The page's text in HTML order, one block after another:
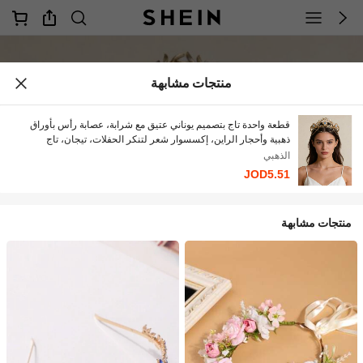
منتجات مشابهة
قطعة واحدة تاج بتصميم يوناني عتيق مع شرابة، عصابة رأس بأوراق
ذهبية وأحجار الراين، إكسسوار شعر لتنكر الحفلات، تيجان، تاج
الذهبي
JOD5.51
منتجات مشابهة